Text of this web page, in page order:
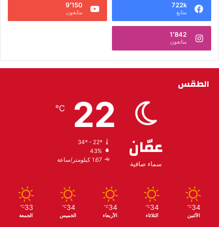
722k
متابع
9٬150
متابعون
1٬842
متابعون
الطقس
عمّان
سماء صافية
22
℃
34º - 22º
43%
1.67 كيلومتر/ساعة
34
℃
الأثنين
34
℃
الثلاثاء
34
℃
الأربعاء
34
℃
الخميس
33
℃
الجمعة